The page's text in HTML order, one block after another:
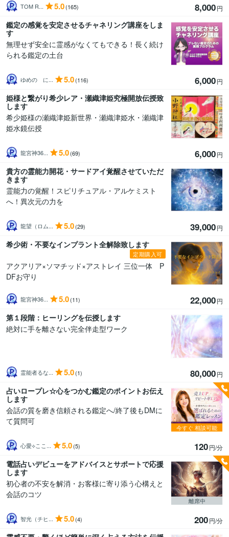
TOM R... 5.0(165) 8,000円
鑑定の感覚を安定させるチャネリング講座をしま
す
無理せず安全に霊感がなくてもできる！長く続け
られる鑑定の土台
ゆめの に... 5.0(116) 6,000円
姫様と繋がり希少レア・瀬織津姫究極開放伝授致
します
希少姫様の瀬織津姫新世界・瀬織津姫水・瀬織津
姫水鏡伝授
龍宮神36... 5.0(69) 6,000円
貴方の霊能力開花・サードアイ覚醒させていただ
きます
霊能力の覚醒！スピリチュアル・アルケミスト
へ！異次元の力を
龍望（ロム... 5.0(29) 39,000円
希少術・不要なインプラント全解除致します
定期購入可
アクアリア×ソマチッド×アストレイ 三位一体 P
DFお守り
龍宮神36... 5.0(11) 22,000円
第１段階：ヒーリングを伝授します
絶対に手を離さない完全伴走型ワーク
霊能者るな... 5.0(1) 80,000円
占いロープレ☆心をつかむ鑑定のポイントお伝え
します
会話の質を磨き信頼される鑑定へ/終了後もDMに
て質問可
心愛⟡ここ... 5.0(5) 120円/分
今すぐ 相談可能
電話占いデビューをアドバイスとサポートで応援
します
初心者の不安を解消・お客様に寄り添う心構えと
会話のコツ
智光（チヒ... 5.0(4) 200円/分
離席中